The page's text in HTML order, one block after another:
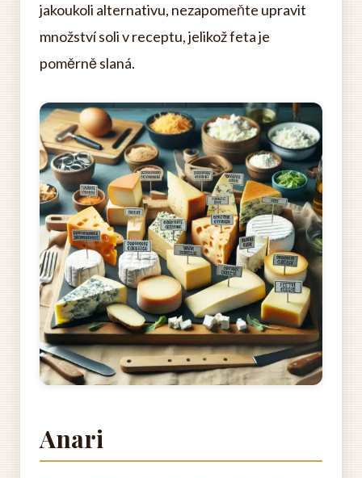
jakoukoli alternativu, nezapomeňte upravit
množství soli v receptu, jelikož feta je
poměrně slaná.
Anari